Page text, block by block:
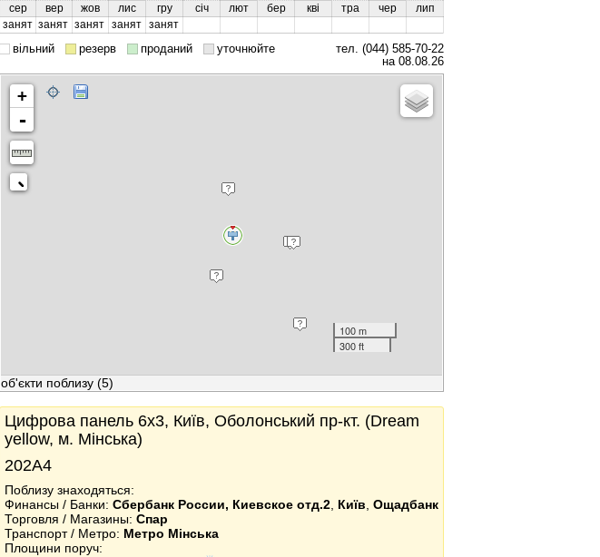
сер
вер жов лис гру січ лют бер кві тра чер
лип
занят занят занят занят занят
вільний резерв проданий уточнюйте
тел. (044) 585-70-22
на 08.08.26
+
-
100 m
300 ft
об'єкти поблизу (5)
Цифрова панель 6x3, Київ, Оболонський пр-кт. (Dream
yellow, м. Мінська)
202А4
Поблизу знаходяться:
Финансы / Банки: Сбербанк России, Киевское отд.2 Київ Ощадбанк
Торговля / Магазины: Спар
Транспорт / Метро: Метро Мінська
Площини поруч: